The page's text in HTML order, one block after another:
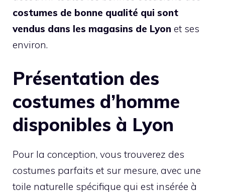
costumes de bonne qualité qui sont
vendus dans les magasins de Lyon et ses
environ.
Présentation des
costumes d’homme
disponibles à Lyon
Pour la conception, vous trouverez des
costumes parfaits et sur mesure, avec une
toile naturelle spécifique qui est insérée à